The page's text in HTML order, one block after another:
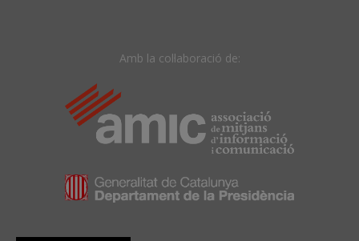
Amb la col·laboració de: